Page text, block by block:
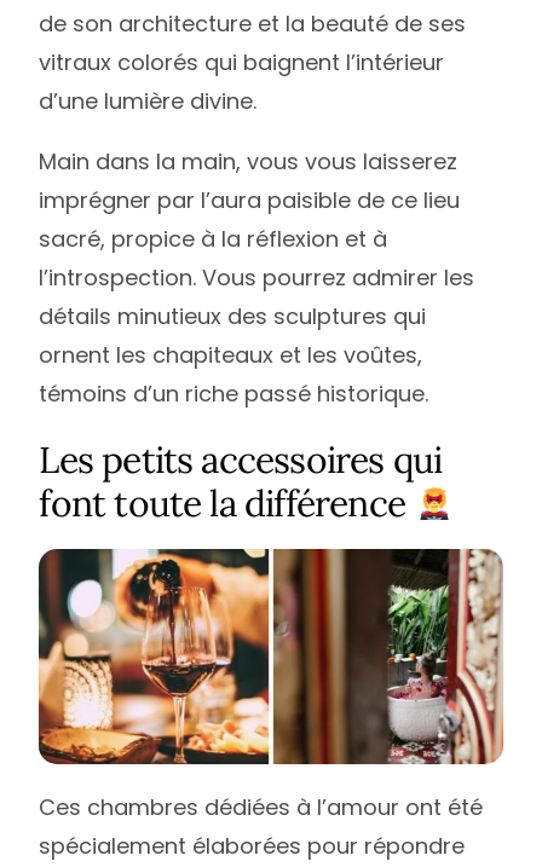
de son architecture et la beauté de ses
vitraux colorés qui baignent l’intérieur
d’une lumière divine.
Main dans la main, vous vous laisserez
imprégner par l’aura paisible de ce lieu
sacré, propice à la réflexion et à
l’introspection. Vous pourrez admirer les
détails minutieux des sculptures qui
ornent les chapiteaux et les voûtes,
témoins d’un riche passé historique.
Les petits accessoires qui
font toute la différence
Ces chambres dédiées à l’amour ont été
spécialement élaborées pour répondre